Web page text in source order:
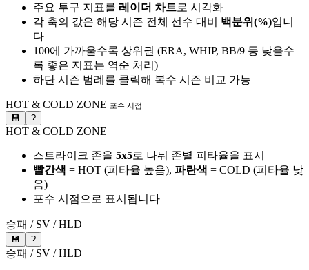
주요 투구 지표를 레이더 차트로 시각화
각 축의 값은 해당 시즌 전체 선수 대비 백분위(%)입니
다
100에 가까울수록 상위권 (ERA, WHIP, BB/9 등 낮을수
록 좋은 지표는 역순 처리)
하단 시즌 범례를 클릭해 복수 시즌 비교 가능
HOT & COLD ZONE 포수 시점
💾 ?
HOT & COLD ZONE
스트라이크 존을 5x5로 나눠 존별 피타율을 표시
빨간색 = HOT (피타율 높음), 파란색 = COLD (피타율 낮
음)
포수 시점으로 표시됩니다
승패 / SV / HLD
💾 ?
승패 / SV / HLD